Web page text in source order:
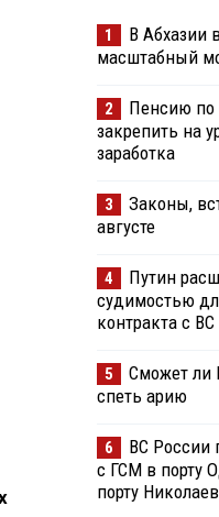
1
В Абхазии
масштабный
2
Пенсию по
закрепить на
заработка
3
Законы,
августе
4
Путин
судимостью
контракта с
5
Сможет ли
спеть арию
6
ВС России
с ГСМ в порту
порту